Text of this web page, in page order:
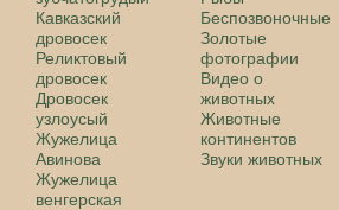
Кавказский
дровосек
Реликтовый
дровосек
Дровосек
узлоусый
Жужелица
Авинова
Жужелица
венгерская
Беспозвоночные
Золотые
фотографии
Видео о
животных
Животные
континентов
Звуки животных